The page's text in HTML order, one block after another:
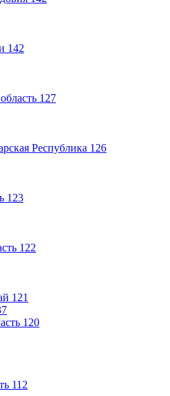
142
127
Республика 126
123
122
121
120
112